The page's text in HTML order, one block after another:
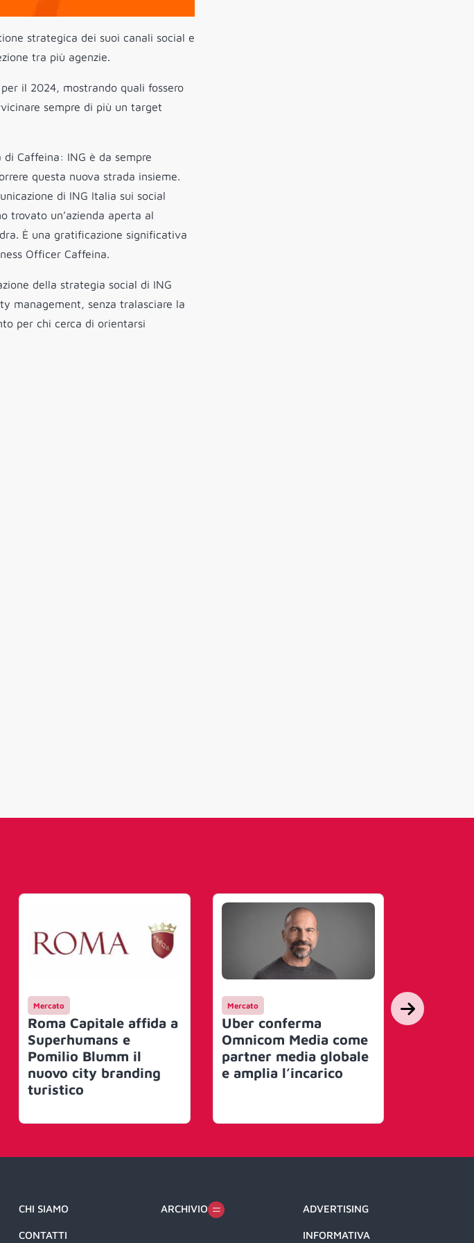
strategica dei suoi canali social e
tra più agenzie.
il 2024, mostrando quali fossero
sempre di più un target
Caffeina: ING è da sempre
questa nuova strada insieme.
di ING Italia sui social
trovato un’azienda aperta al
È una gratificazione significativa
Officer Caffeina.
della strategia social di ING
management, senza tralasciare la
per chi cerca di orientarsi
Mercato
Roma Capitale affida a
Superhumans e
Pomilio Blumm il
nuovo city branding
turistico
Mercato
Uber conferma
Omnicom Media come
partner media globale
e amplia l’incarico
Campagne
CHI SIAMO
CONTATTI
ARCHIVIO ADVERTISING
INFORMATIVA